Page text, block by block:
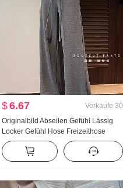
$6.67 Verkäufe 30
Originalbild Abseilen Gefühl Lässig
Locker Gefühl Hose Freizeithose
Gerade Hose Damen Sommer Locker
Bodenlang Hosen Weite Hose Lange
Hose